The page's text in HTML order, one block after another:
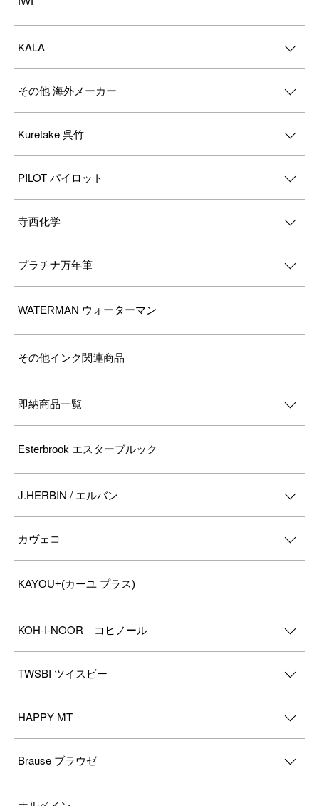
KALA
その他 海外メーカー
Kuretake 呉竹
PILOT パイロット
寺西化学
プラチナ万年筆
WATERMAN ウォーターマン
その他インク関連商品
即納商品一覧
Esterbrook エスターブルック
J.HERBIN / エルバン
カヴェコ
KAYOU+(カーユ プラス)
KOH-I-NOOR コヒノール
TWSBI ツイスビー
HAPPY MT
Brause ブラウゼ